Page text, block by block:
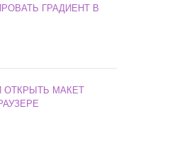
ГРАДИЕНТ В
МАКЕТ